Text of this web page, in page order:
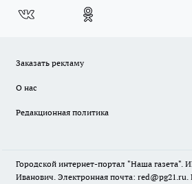
Заказать рекламу
О нас
Редакционная политика
Городской интернет-портал "Наша газета".
Иванович. Электронная почта: